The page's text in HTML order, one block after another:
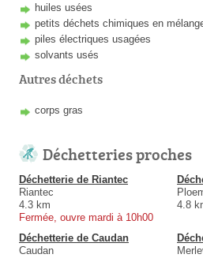
huiles usées
petits déchets chimiques en
piles électriques usagées
solvants usés
Autres déchets
corps gras
Déchetteries proches
Déchetterie de Riantec
Riantec
4.3 km
Fermée, ouvre mardi à 10h00
4.8
Déchetterie de Caudan
Caudan